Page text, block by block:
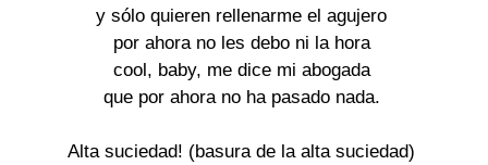
y sólo quieren rellenarme el agujero
por ahora no les debo ni la hora
cool, baby, me dice mi abogada
que por ahora no ha pasado nada.
Alta suciedad! (basura de la alta suciedad)